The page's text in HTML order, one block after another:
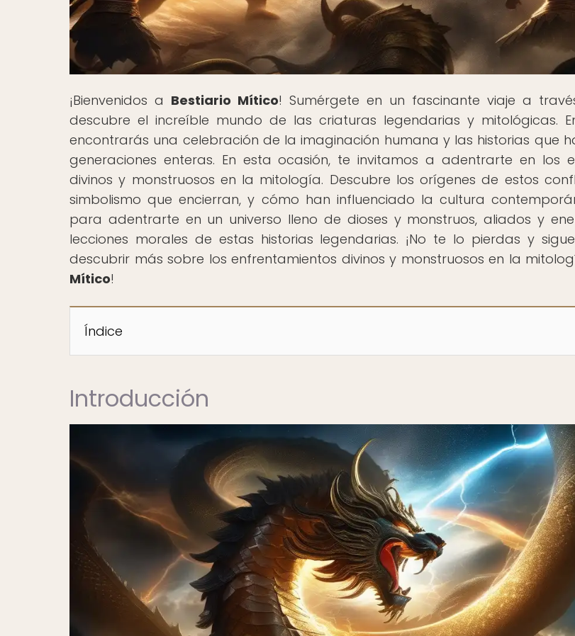
¡Bienvenidos a Bestiario Mítico! Sumérgete en un fascinante viaje a
descubre el increíble mundo de las criaturas legendarias y mitológicas.
encontrarás una celebración de la imaginación humana y las historias que
generaciones enteras. En esta ocasión, te invitamos a adentrarte en los
divinos y monstruosos en la mitología. Descubre los orígenes de estos
simbolismo que encierran, y cómo han influenciado la cultura
para adentrarte en un universo lleno de dioses y monstruos, aliados y
lecciones morales de estas historias legendarias. ¡No te lo pierdas y
descubrir más sobre los enfrentamientos divinos y monstruosos en la
Mítico!
Índice
Introducción